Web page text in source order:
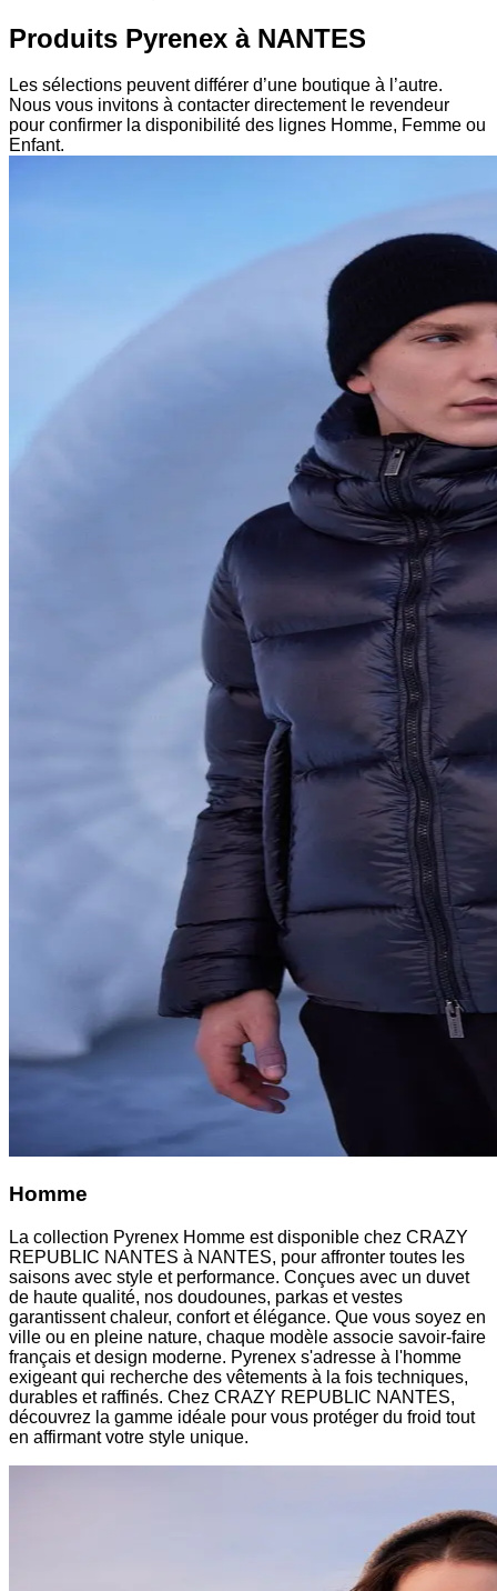
Produits Pyrenex à NANTES
Les sélections peuvent différer d’une boutique à l’autre.
Nous vous invitons à contacter directement le revendeur
pour confirmer la disponibilité des lignes Homme, Femme ou
Enfant.
Homme
La collection Pyrenex Homme est disponible chez CRAZY
REPUBLIC NANTES à NANTES, pour affronter toutes les
saisons avec style et performance. Conçues avec un duvet
de haute qualité, nos doudounes, parkas et vestes
garantissent chaleur, confort et élégance. Que vous soyez en
ville ou en pleine nature, chaque modèle associe savoir-faire
français et design moderne. Pyrenex s'adresse à l'homme
exigeant qui recherche des vêtements à la fois techniques,
durables et raffinés. Chez CRAZY REPUBLIC NANTES,
découvrez la gamme idéale pour vous protéger du froid tout
en affirmant votre style unique.